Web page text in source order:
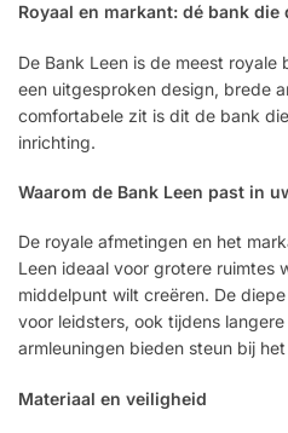
Royaal en markant: dé bank
De Bank Leen is de meest
een uitgesproken design, brede
comfortabele zit is dit de bank
inrichting.
Waarom de Bank Leen past in
De royale afmetingen en het
Leen ideaal voor grotere ruimtes
middelpunt wilt creëren. De
voor leidsters, ook tijdens
armleuningen bieden steun bij
Materiaal en veiligheid